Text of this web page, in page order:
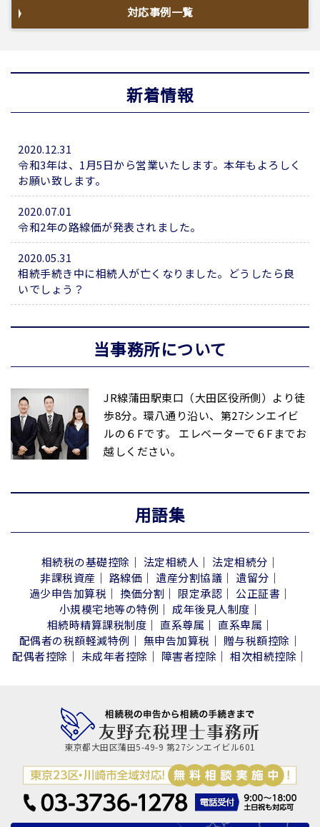
対応事例一覧
新着情報
2020.12.31
令和3年は、1月5日から営業いたします。本年もよろしく
お願い致します。
2020.07.01
令和2年の路線価が発表されました。
2020.05.31
相続手続き中に相続人が亡くなりました。どうしたら良
いでしょう？
当事務所について
JR線蒲田駅東口（大田区役所側）より徒
歩8分。環八通り沿い、第27シンエイビ
ルの６Fです。 エレベーターで６Fまでお
越しください。
用語集
相続税の基礎控除 法定相続人
法定相続分
非課税資産
路線価 遺産分割協議
遺留分
過少申告加算税
換価分割 限定承認
公正証書
小規模宅地等の特例
成年後見人制度
相続時精算課税制度
直系尊属
直系卑属
配偶者の税額軽減特例
無申告加算税
贈与税額控除
配偶者控除
未成年者控除 障害者控除 相次相続控除
東京都大田区蒲田5-49-9 第27シンエイビル601